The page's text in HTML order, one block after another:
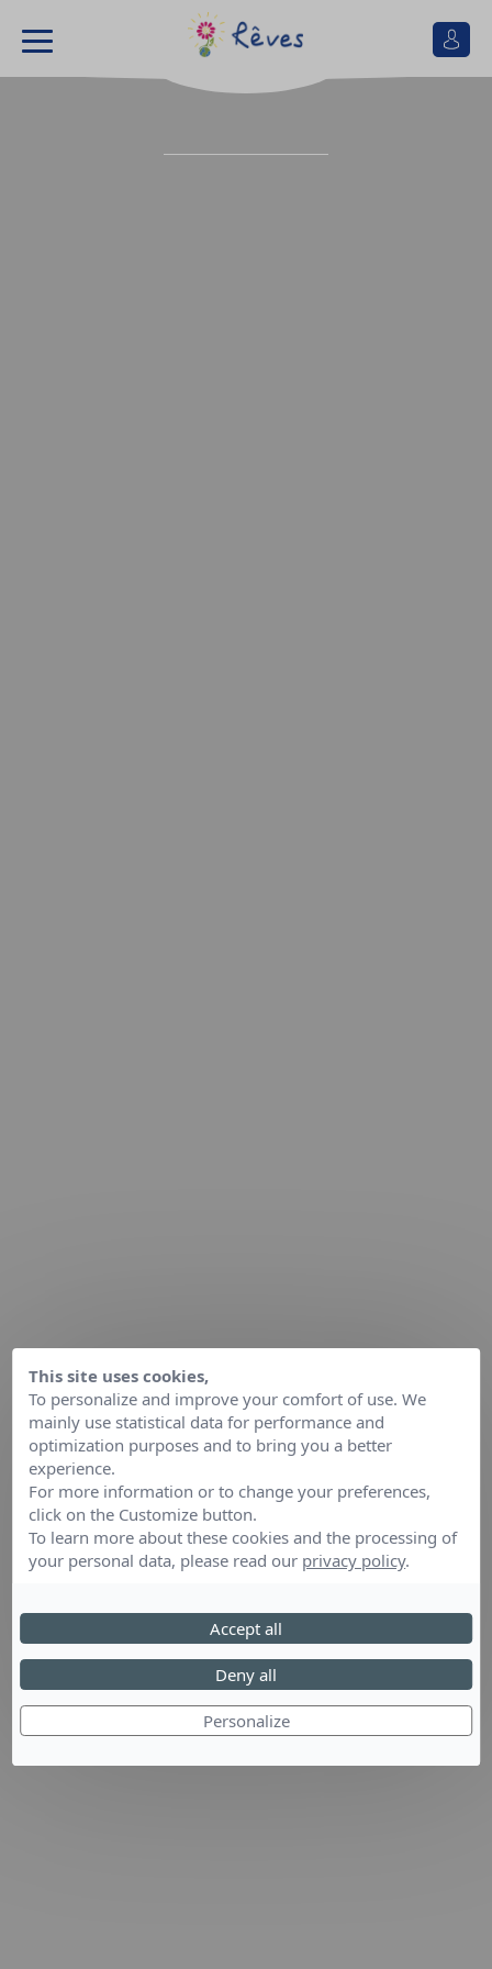
Rêves
Se
This site uses cookies,
To personalize and improve your comfort of use. We
mainly use statistical data for performance and
optimization purposes and to bring you a better
experience.
For more information or to change your preferences,
click on the Customize button.
To learn more about these cookies and the processing of
your personal data, please read our privacy policy.
Personalize
Deny all
Accept all